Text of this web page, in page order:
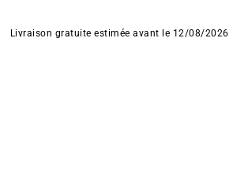
Livraison gratuite estimée avant le 12/08/2026